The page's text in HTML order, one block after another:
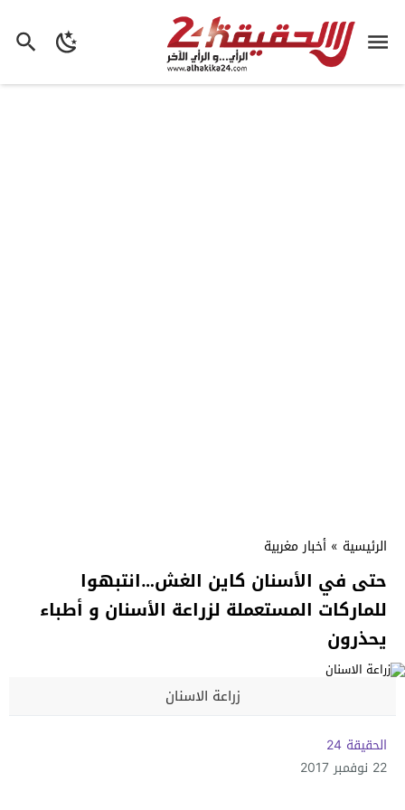
الرئيسية » أخبار مغربية
حتى في الأسنان كاين الغش…انتبهوا
للماركات المستعملة لزراعة الأسنان و أطباء
يحذرون
زراعة الاسنان
الحقيقة 24
22 نوفمبر 2017